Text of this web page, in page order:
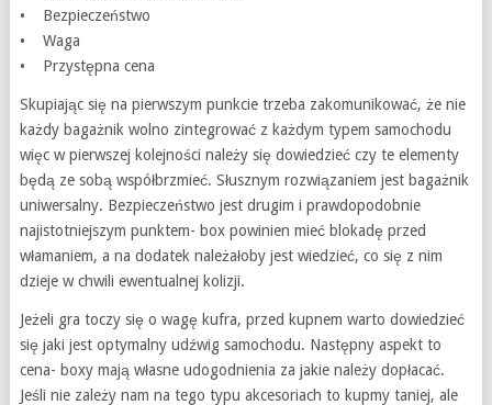
• Bezpieczeństwo
• Waga
• Przystępna cena
Skupiając się na pierwszym punkcie trzeba zakomunikować, że nie
każdy bagażnik wolno zintegrować z każdym typem samochodu
więc w pierwszej kolejności należy się dowiedzieć czy te elementy
będą ze sobą współbrzmieć. Słusznym rozwiązaniem jest bagażnik
uniwersalny. Bezpieczeństwo jest drugim i prawdopodobnie
najistotniejszym punktem- box powinien mieć blokadę przed
włamaniem, a na dodatek należałoby jest wiedzieć, co się z nim
dzieje w chwili ewentualnej kolizji.
Jeżeli gra toczy się o wagę kufra, przed kupnem warto dowiedzieć
się jaki jest optymalny udźwig samochodu. Następny aspekt to
cena- boxy mają własne udogodnienia za jakie należy dopłacać.
Jeśli nie zależy nam na tego typu akcesoriach to kupmy taniej, ale